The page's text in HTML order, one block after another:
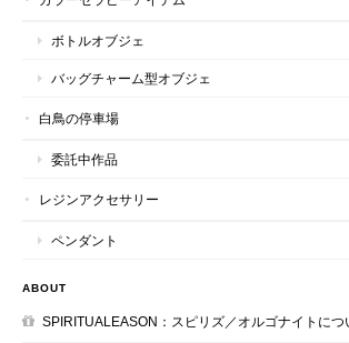
ボトルオブジェ
バッグチャーム型オブジェ
白鳥の停車場
委託中作品
レジンアクセサリー
ペンダント
ABOUT
SPIRITUALEASON：スピリズ／オルゴナイトにつ